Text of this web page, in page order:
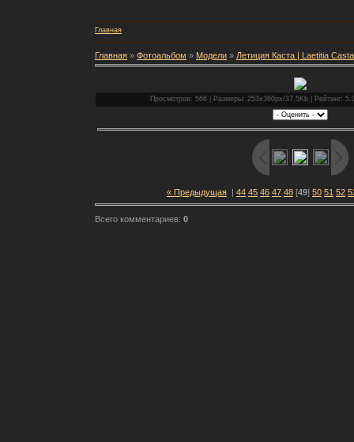
Главная
Главная » Фотоальбом » Модели » Летиция Каста | Laetitia Casta
Просмотров: 566 | Размеры: 253x360px/37.5Kb | Рейтинг:
« Предыдущая | 44 45 46 47 48 [49] 50 51 52
Всего комментариев: 0